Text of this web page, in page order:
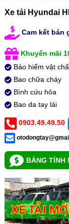
Xe tải Hyundai
Cam kết bán
Khuyến mãi
Bảo hiểm vật
Bao chữa cháy
Bình cứu hỏa
Bao da tay lái
0903.49.49.50
BẢNG TÍNH